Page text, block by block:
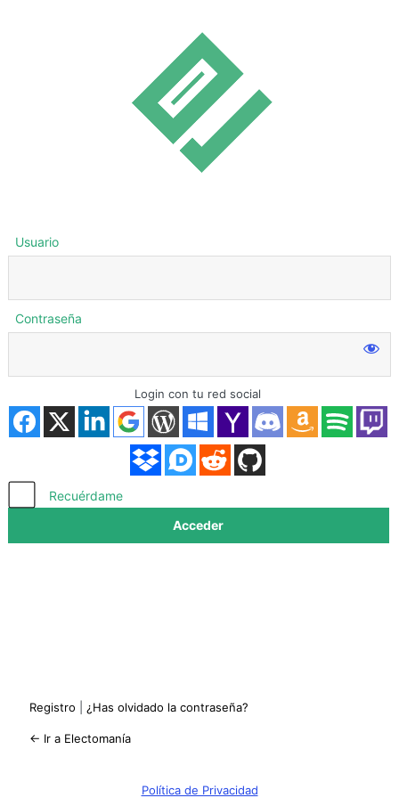
Acceder
Usuario
Contraseña
Login con tu red social
Recuérdame
Registro ¿Has olvidado la contraseña?
← Ir a Electomanía
Política de Privacidad